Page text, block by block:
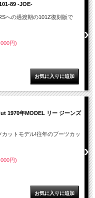
89 -JOE-
への過渡期の101Z復刻版で
円)
1970年MODEL リー ジーンズ
ットモデル!往年のブーツカッ
円)